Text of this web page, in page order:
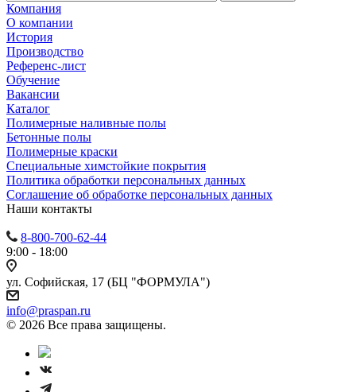
Компания
О компании
История
Производство
Референс-лист
Обучение
Вакансии
Каталог
Полимерные наливные полы
Бетонные полы
Полимерные краски
Специальные химстойкие покрытия
Политика обработки персональных данных
Cоглашение об обработке персональных данных
Наши контакты
8-800-700-62-44
9:00 - 18:00
ул. Софийская, 17 (БЦ "ФОРМУЛА")
info@praspan.ru
© 2026 Все права защищены.